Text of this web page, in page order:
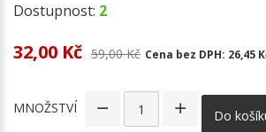
Dostupnost: 2
32,00 Kč 59,00 Kč Cena bez DPH: 26,45
MNOŽSTVÍ Do